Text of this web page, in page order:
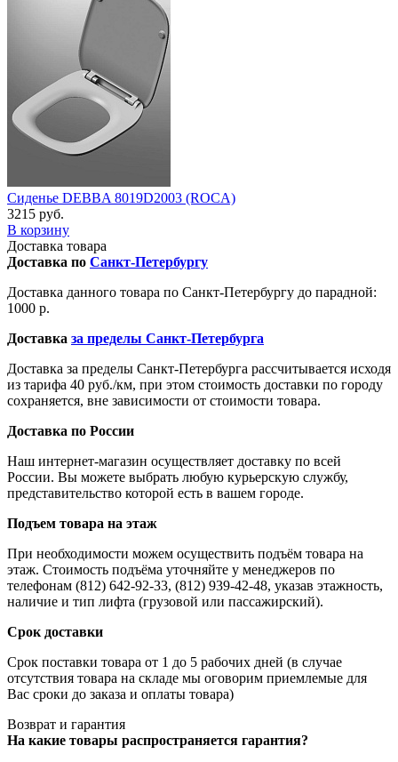
Сиденье DEBBA 8019D2003 (ROCA)
3215 руб.
В корзину
Доставка товара
Доставка по Санкт-Петербургу
Доставка данного товара по Санкт-Петербургу до парадной:
1000 р.
Доставка за пределы Санкт-Петербурга
Доставка за пределы Санкт-Петербурга рассчитывается исходя
из тарифа 40 руб./км, при этом стоимость доставки по городу
сохраняется, вне зависимости от стоимости товара.
Доставка по России
Наш интернет-магазин осуществляет доставку по всей
России. Вы можете выбрать любую курьерскую службу,
представительство которой есть в вашем городе.
Подъем товара на этаж
При необходимости можем осуществить подъём товара на
этаж. Стоимость подъёма уточняйте у менеджеров по
телефонам (812) 642-92-33, (812) 939-42-48, указав этажность,
наличие и тип лифта (грузовой или пассажирский).
Срок доставки
Срок поставки товара от 1 до 5 рабочих дней (в случае
отсутствия товара на складе мы оговорим приемлемые для
Вас сроки до заказа и оплаты товара)
Возврат и гарантия
На какие товары распространяется гарантия?